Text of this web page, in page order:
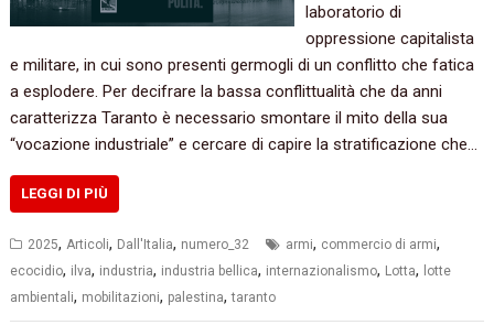
laboratorio di
oppressione capitalista
e militare, in cui sono presenti germogli di un conflitto che fatica
a esplodere. Per decifrare la bassa conflittualità che da anni
caratterizza Taranto è necessario smontare il mito della sua
“vocazione industriale” e cercare di capire la stratificazione che…
LEGGI DI PIÙ
2025,Articoli, Dall'Italia, numero_32 armi, commercio di armi,
ecocidio, ilva, industria, industria bellica, internazionalismo, Lotta,
lotte
ambientali, mobilitazioni, palestina,taranto